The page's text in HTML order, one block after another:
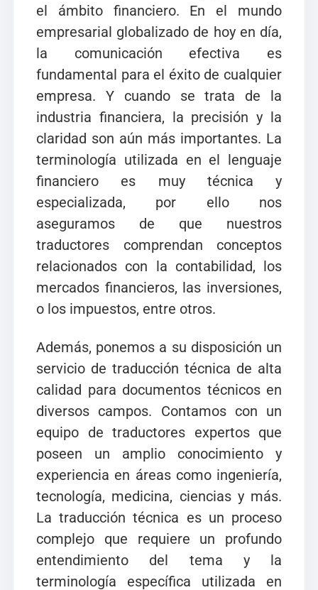
el ámbito financiero. En el mundo
empresarial globalizado de hoy en día,
la comunicación efectiva es
fundamental para el éxito de cualquier
empresa. Y cuando se trata de la
industria financiera, la precisión y la
claridad son aún más importantes. La
terminología utilizada en el lenguaje
financiero es muy técnica y
especializada, por ello nos
aseguramos de que nuestros
traductores comprendan conceptos
relacionados con la contabilidad, los
mercados financieros, las inversiones,
o los impuestos, entre otros.
Además, ponemos a su disposición un
servicio de traducción técnica de alta
calidad para documentos técnicos en
diversos campos. Contamos con un
equipo de traductores expertos que
poseen un amplio conocimiento y
experiencia en áreas como ingeniería,
tecnología, medicina, ciencias y más.
La traducción técnica es un proceso
complejo que requiere un profundo
entendimiento del tema y la
terminología específica utilizada en